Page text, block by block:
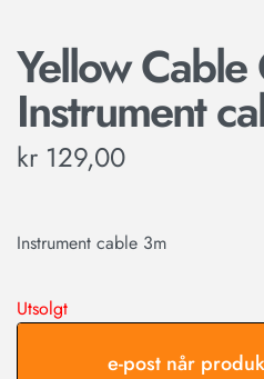
Yellow
Instrument
kr 129,00
Instrument cable 3m
Utsolgt
e-post når